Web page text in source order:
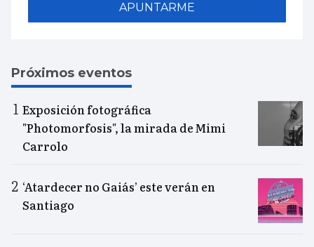
APUNTARME
Próximos eventos
Exposición fotográfica
"Photomorfosis", la mirada de Mimi
Carrolo
‘Atardecer no Gaiás’ este verán en
Santiago